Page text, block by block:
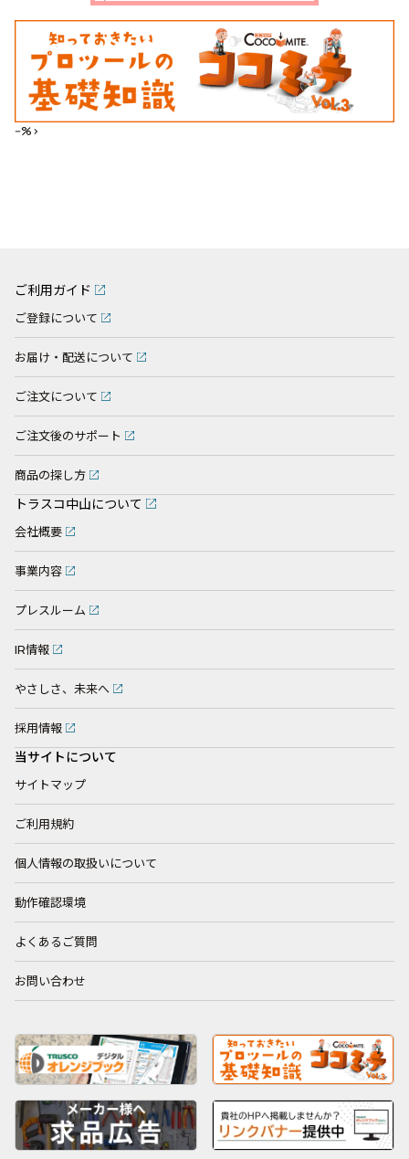
--%>
ご利用ガイド
ご登録について
お届け・配送について
ご注文について
ご注文後のサポート
商品の探し方
トラスコ中山について
会社概要
事業内容
プレスルーム
IR情報
やさしさ、未来へ
採用情報
当サイトについて
サイトマップ
ご利用規約
個人情報の取扱いについて
動作確認環境
よくあるご質問
お問い合わせ